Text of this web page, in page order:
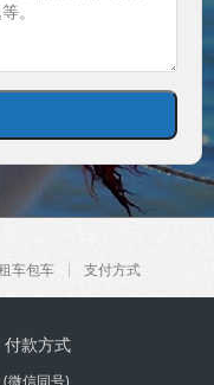
车包车 支付方式
付款方式
(微信同号)